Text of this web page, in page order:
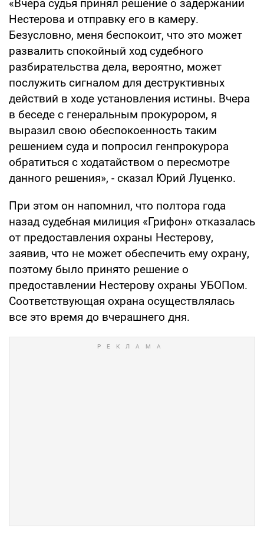
«Вчера судья принял решение о задержании
Нестерова и отправку его в камеру.
Безусловно, меня беспокоит, что это может
развалить спокойный ход судебного
разбирательства дела, вероятно, может
послужить сигналом для деструктивных
действий в ходе установления истины. Вчера
в беседе с генеральным прокурором, я
выразил свою обеспокоенность таким
решением суда и попросил генпрокурора
обратиться с ходатайством о пересмотре
данного решения», - сказал Юрий Луценко.
При этом он напомнил, что полтора года
назад судебная милиция «Грифон» отказалась
от предоставления охраны Нестерову,
заявив, что не может обеспечить ему охрану,
поэтому было принято решение о
предоставлении Нестерову охраны УБОПом.
Соответствующая охрана осуществлялась
все это время до вчерашнего дня.